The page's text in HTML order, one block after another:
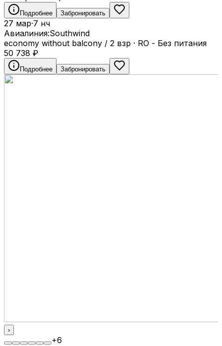
Подробнее Забронировать
27 мар·7 нч
Авиалиния:Southwind
economy without balcony / 2 взр · RO - Без питания
50 738 ₽
Подробнее Забронировать
›
+6